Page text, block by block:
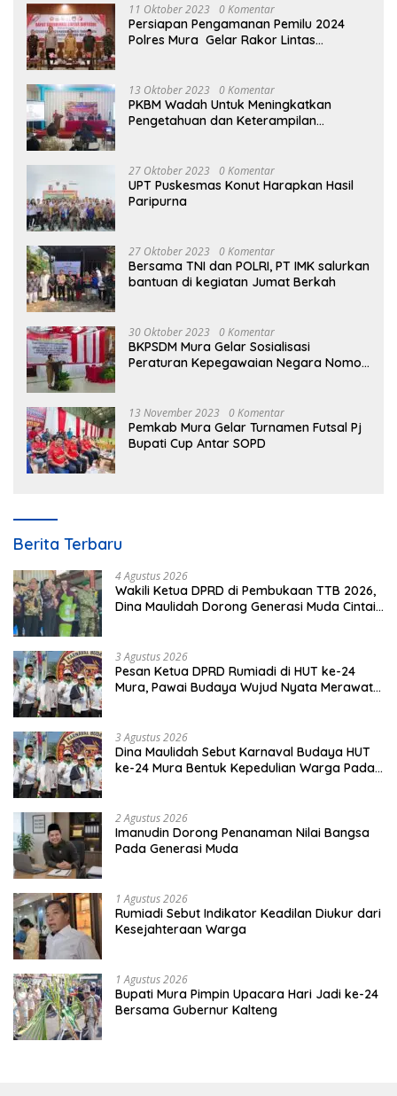
11 Oktober 2023 0 Komentar
Persiapan Pengamanan Pemilu 2024
Polres Mura Gelar Rakor Lintas
13 Oktober 2023 0 Komentar
PKBM Wadah Untuk Meningkatkan
Pengetahuan dan Keterampilan
27 Oktober 2023 0 Komentar
UPT Puskesmas Konut Harapkan Hasil
Paripurna
27 Oktober 2023 0 Komentar
Bersama TNI dan POLRI, PT IMK salurkan
bantuan di kegiatan Jumat Berkah
30 Oktober 2023 0 Komentar
BKPSDM Mura Gelar Sosialisasi
Peraturan Kepegawaian Negara Nomor
13 November 2023 0 Komentar
Pemkab Mura Gelar Turnamen Futsal Pj
Bupati Cup Antar SOPD
Berita Terbaru
4 Agustus 2026
Wakili Ketua DPRD di Pembukaan TTB 2026,
Dina Maulidah Dorong Generasi Muda Cintai
3 Agustus 2026
Pesan Ketua DPRD Rumiadi di HUT ke-24
Mura, Pawai Budaya Wujud Nyata Merawat
3 Agustus 2026
Dina Maulidah Sebut Karnaval Budaya HUT
ke-24 Mura Bentuk Kepedulian Warga Pada
2 Agustus 2026
Imanudin Dorong Penanaman Nilai Bangsa
Pada Generasi Muda
1 Agustus 2026
Rumiadi Sebut Indikator Keadilan Diukur dari
Kesejahteraan Warga
1 Agustus 2026
Bupati Mura Pimpin Upacara Hari Jadi ke-24
Bersama Gubernur Kalteng